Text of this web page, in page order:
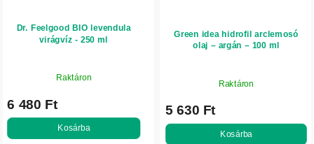
Dr. Feelgood BIO levendula
virágvíz - 250 ml
Raktáron
6 480 Ft
Kosárba
Green idea hidrofil arclemosó
olaj – argán – 100 ml
Raktáron
5 630 Ft
Kosárba